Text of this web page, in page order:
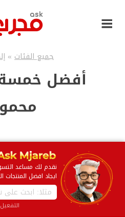
المحتوى
جميع الفئات »
أفضل
نقدم لك مساعد
ايجاد افضل المنتجات